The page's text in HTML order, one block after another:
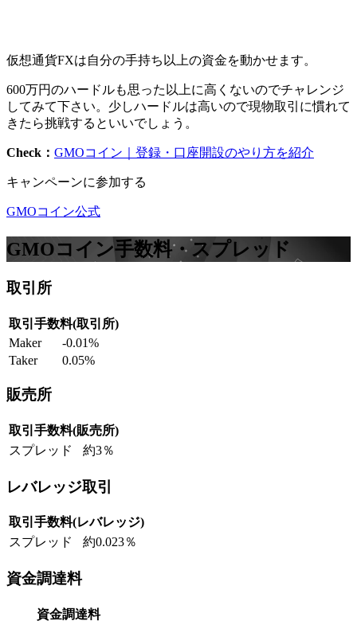
仮想通貨FXは自分の手持ち以上の資金を動かせます。
600万円のハードルも思った以上に高くないのでチャレンジ
してみて下さい。少しハードルは高いので現物取引に慣れて
きたら挑戦するといいでしょう。
Check： GMOコイン｜登録・口座開設のやり方を紹介
キャンペーンに参加する
GMOコイン公式
GMOコイン手数料・スプレッド
取引所
取引手数料(取引所)
Maker
-0.01%
Taker
0.05%
販売所
取引手数料(販売所)
スプレッド
約3％
レバレッジ取引
取引手数料(レバレッジ)
スプレッド
約0.023％
資金調達料
資金調達料